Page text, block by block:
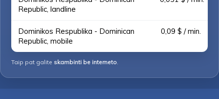
Republic, landline
Dominikos Respublika - Dominican
Republic, mobile
0,09 $ / min.
Taip pat galite skambinti be interneto.